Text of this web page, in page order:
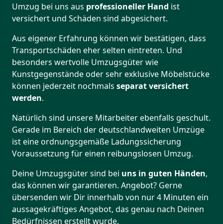
Umzug bei uns aus professioneller Hand ist
versichert und Schäden sind abgesichert.
Aus eigener Erfahrung können wir bestätigen, dass
Transportschäden eher selten eintreten. Und
besonders wertvolle Umzugsgüter wie
Kunstgegenstände oder sehr exklusive Möbelstücke
können jederzeit nochmals separat versichert
werden.
Natürlich sind unsere Mitarbeiter ebenfalls geschult.
Gerade im Bereich der deutschlandweiten Umzüge
ist eine ordnungsgemäße Ladungssicherung
Voraussetzung für einen reibungslosen Umzug.
Deine Umzugsgüter sind bei uns in guten Händen,
das können wir garantieren. Angebot? Gerne
übersenden wir Dir innerhalb von nur 4 Minuten ein
aussagekräftiges Angebot, das genau nach Deinen
Bedürfnissen erstellt wurde.